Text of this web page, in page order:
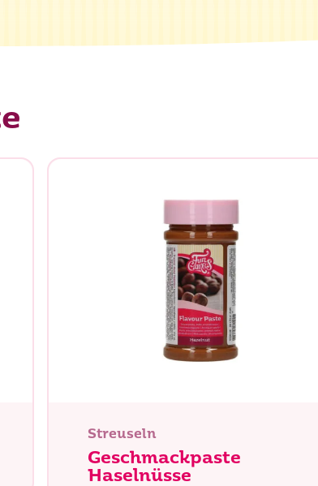
Streuseln
Geschmackpaste
Haselnüsse